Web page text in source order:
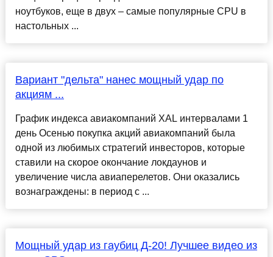
ноутбуков, еще в двух – самые популярные CPU в
настольных ...
Вариант "дельта" нанес мощный удар по
акциям ...
График индекса авиакомпаний XAL интервалами 1
день Осенью покупка акций авиакомпаний была
одной из любимых стратегий инвесторов, которые
ставили на скорое окончание локдаунов и
увеличение числа авиаперелетов. Они оказались
вознаграждены: в период с ...
Мощный удар из гаубиц Д-20! Лучшее видео из